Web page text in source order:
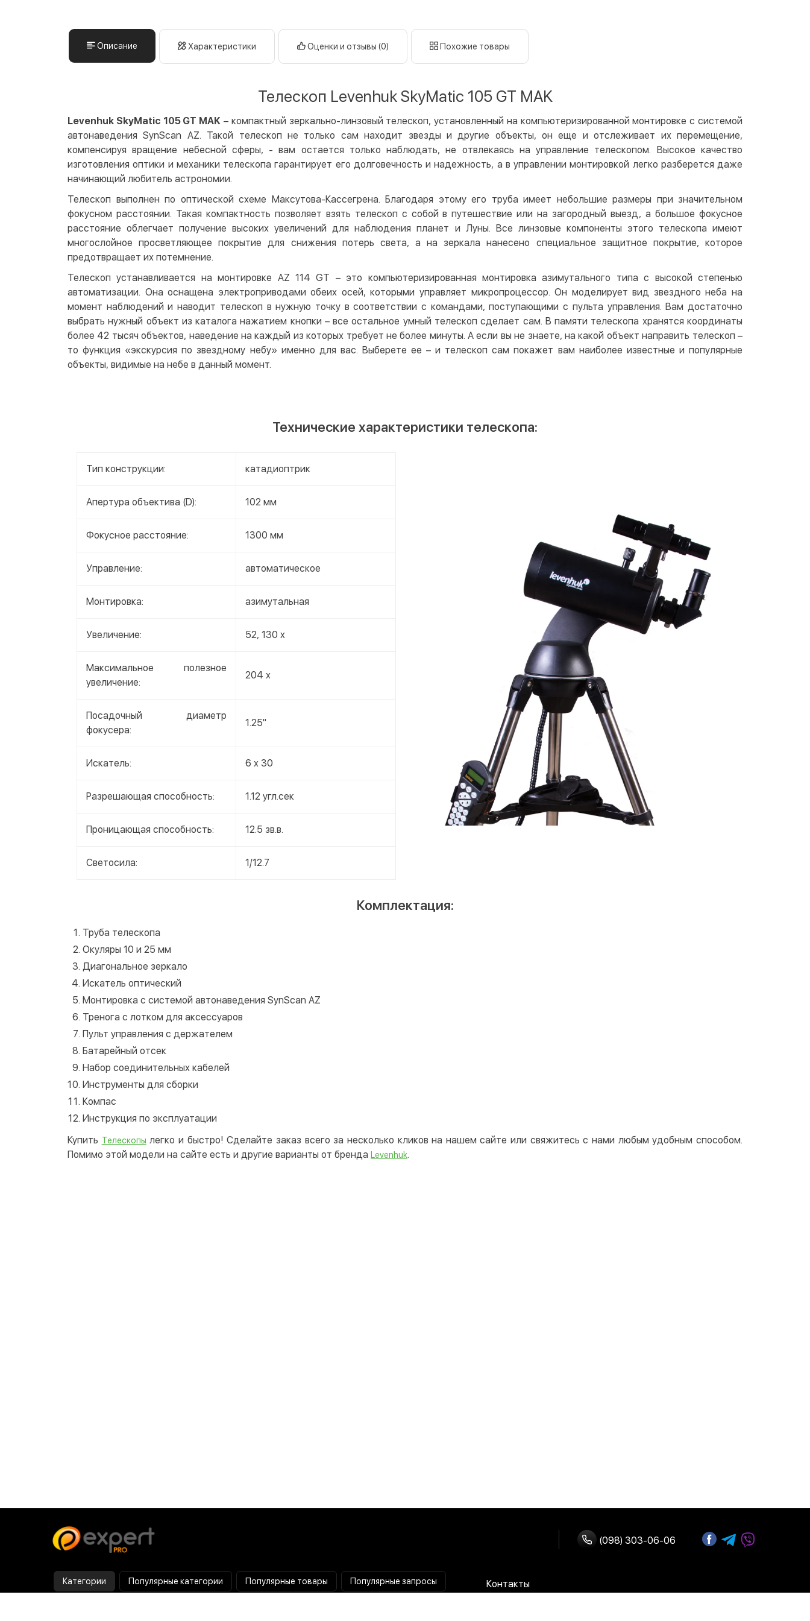
Оплата картой на сайте
LiqPay
Безналичный расчет
Оплата на карту юр.лица
Бесплатно
Кредит
Мгновенная рассрочка (Приватбанк)
Оплата частями (Приватбанк)
Описание Характеристики Оценки и отзывы (0) Похожие товары
Телескоп Levenhuk SkyMatic 105 GT MAK
Levenhuk SkyMatic 105 GT MAK – компактный зеркально-линзовый телескоп, установленный на компьютеризированной монтировке с системой
автонаведения SynScan AZ. Такой телескоп не только сам находит звезды и другие объекты, он еще и отслеживает их перемещение,
компенсируя вращение небесной сферы, - вам остается только наблюдать, не отвлекаясь на управление телескопом. Высокое качество
изготовления оптики и механики телескопа гарантирует его долговечность и надежность, а в управлении монтировкой легко разберется даже
начинающий любитель астрономии.
Телескоп выполнен по оптической схеме Максутова-Кассегрена. Благодаря этому его труба имеет небольшие размеры при значительном
фокусном расстоянии. Такая компактность позволяет взять телескоп с собой в путешествие или на загородный выезд, а большое фокусное
расстояние облегчает получение высоких увеличений для наблюдения планет и Луны. Все линзовые компоненты этого телескопа имеют
многослойное просветляющее покрытие для снижения потерь света, а на зеркала нанесено специальное защитное покрытие, которое
предотвращает их потемнение.
Телескоп устанавливается на монтировке AZ 114 GT – это компьютеризированная монтировка азимутального типа с высокой степенью
автоматизации. Она оснащена электроприводами обеих осей, которыми управляет микропроцессор. Он моделирует вид звездного неба на
момент наблюдений и наводит телескоп в нужную точку в соответствии с командами, поступающими с пульта управления. Вам достаточно
выбрать нужный объект из каталога нажатием кнопки – все остальное умный телескоп сделает сам. В памяти телескопа хранятся координаты
более 42 тысяч объектов, наведение на каждый из которых требует не более минуты. А если вы не знаете, на какой объект направить телескоп –
то функция «экскурсия по звездному небу» именно для вас. Выберете ее – и телескоп сам покажет вам наиболее известные и популярные
объекты, видимые на небе в данный момент.
Технические характеристики телескопа:
Тип конструкции: катадиоптрик
Апертура объектива (D): 102 мм
Фокусное расстояние: 1300 мм
Управление: автоматическое
Монтировка: азимутальная
Увеличение: 52, 130 x
Максимальное полезное
увеличение:
204 x
Посадочный диаметр
фокусера:
1.25"
Искатель: 6 x 30
Разрешающая способность: 1.12 угл.сек
Проницающая способность: 12.5 зв.в.
Светосила: 1/12.7
Комплектация:
Труба телескопа
Окуляры 10 и 25 мм
Диагональное зеркало
Искатель оптический
Монтировка с системой автонаведения SynScan AZ
Тренога с лотком для аксессуаров
Пульт управления с держателем
Батарейный отсек
Набор соединительных кабелей
Инструменты для сборки
Компас
Инструкция по эксплуатации
Купить Телескопы легко и быстро! Сделайте заказ всего за несколько кликов на нашем сайте или свяжитесь с нами любым удобным способом.
Помимо этой модели на сайте есть и другие варианты от бренда Levenhuk.
(098) 303-06-06
Категории Популярные категории Популярные товары Популярные запросы Контакты